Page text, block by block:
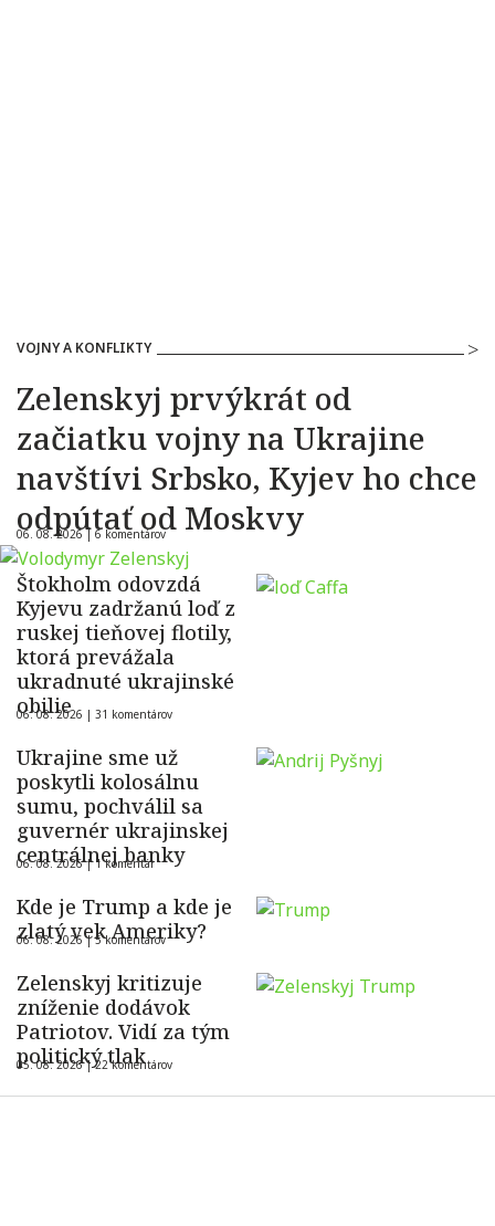
VOJNY A KONFLIKTY
Zelenskyj prvýkrát od
začiatku vojny na Ukrajine
navštívi Srbsko, Kyjev ho chce
odpútať od Moskvy
06. 08. 2026 | 6 komentárov
Štokholm odovzdá
Kyjevu zadržanú loď z
ruskej tieňovej flotily,
ktorá prevážala
ukradnuté ukrajinské
obilie
06. 08. 2026 | 31 komentárov
Ukrajine sme už
poskytli kolosálnu
sumu, pochválil sa
guvernér ukrajinskej
centrálnej banky
06. 08. 2026 |1 komentár
Kde je Trump a kde je
zlatý vek Ameriky?
06. 08. 2026 |5 komentárov
Zelenskyj kritizuje
zníženie dodávok
Patriotov. Vidí za tým
politický tlak
05. 08. 2026 |22 komentárov